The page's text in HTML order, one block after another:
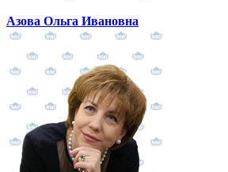
Азова Ольга Ивановна